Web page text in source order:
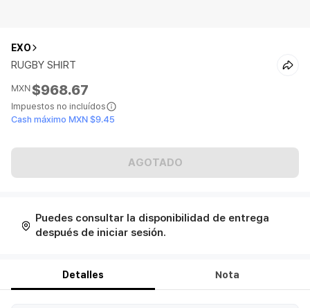
EXO
RUGBY SHIRT
MXN$968.67
Impuestos no incluídos
Cash máximo MXN $9.45
AGOTADO
Puedes consultar la disponibilidad de entrega
después de iniciar sesión.
Detalles Nota